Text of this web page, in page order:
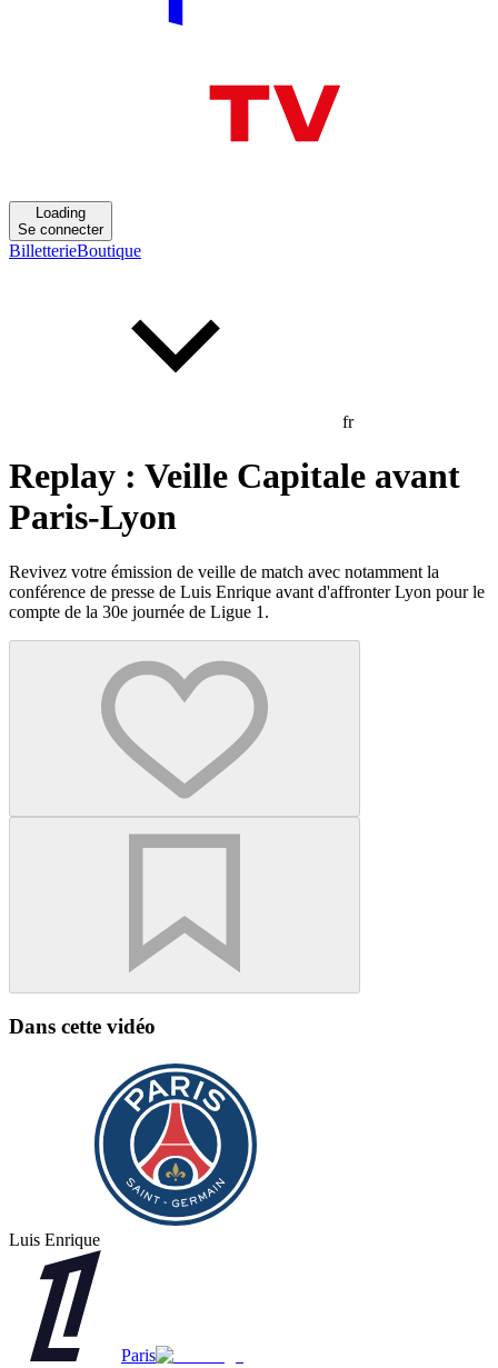
Loading
Se connecter
BilletterieBoutique
fr
Replay : Veille Capitale avant
Paris-Lyon
Revivez votre émission de veille de match avec notamment la
conférence de presse de Luis Enrique avant d'affronter Lyon pour le
compte de la 30e journée de Ligue 1.
Dans cette vidéo
Luis Enrique
Paris